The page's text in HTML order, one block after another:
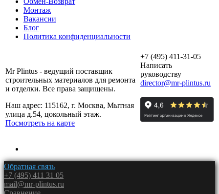
Монтаж
Вакансии
Блог
Политика конфиденциальности
Mr Plintus - ведущий поставщик
строительных материалов для ремонта
и отделки. Все права защищены.
Наш адрес: 115162, г. Москва, Мытная
улица д.54, цокольный этаж.
Посмотреть на карте
+7 (495) 411-31-05
Написать
руководству
director@mr-plintus.ru
Обратная связь
+7 (495) 411 31 05
mail@mr-plintus.ru